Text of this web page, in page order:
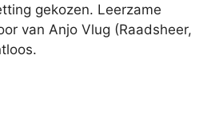
gekozen. Leerzame
van Anjo Vlug (Raadsheer,